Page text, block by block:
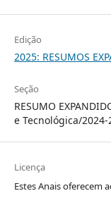
Edição
2025: RESUMOS
Seção
RESUMO
e Tecnológica/2024-
Licença
Estes Anais oferecem